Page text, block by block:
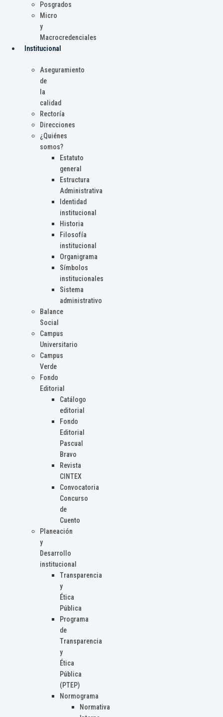
Posgrados
Micro
y
Macrocredenciales
Institucional
Aseguramiento
de
la
calidad
Rectoría
Direcciones
¿Quiénes
somos?
Estatuto
general
Estructura
Administrativa
Identidad
institucional
Historia
Filosofía
institucional
Organigrama
Símbolos
institucionales
Sistema
administrativo
Balance
Social
Campus
Universitario
Campus
Verde
Fondo
Editorial
Catálogo
editorial
Fondo
Editorial
Pascual
Bravo
Revista
CINTEX
Convocatoria
Concurso
de
Cuento
Planeación
y
Desarrollo
institucional
Transparencia
y
Ética
Pública
Programa
de
Transparencia
y
Ética
Pública
(PTEP)
Normograma
Normativa